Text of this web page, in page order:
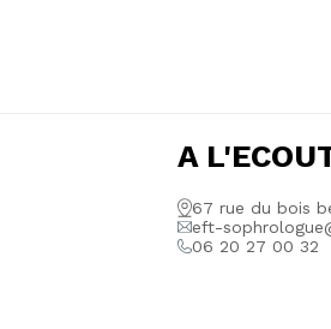
A
67 rue du bois
eft-
06 20 27 00 32